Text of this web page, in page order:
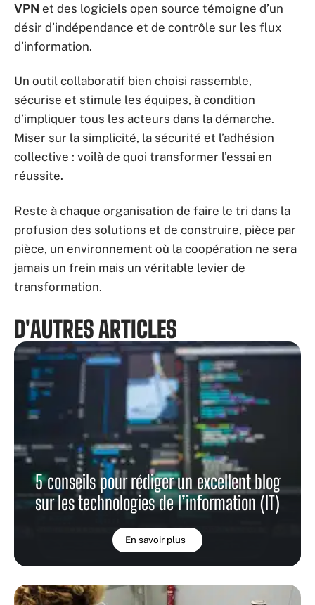
VPN et des logiciels open source témoigne d’un
désir d’indépendance et de contrôle sur les flux
d’information.
Un outil collaboratif bien choisi rassemble,
sécurise et stimule les équipes, à condition
d’impliquer tous les acteurs dans la démarche.
Miser sur la simplicité, la sécurité et l’adhésion
collective : voilà de quoi transformer l’essai en
réussite.
Reste à chaque organisation de faire le tri dans la
profusion des solutions et de construire, pièce par
pièce, un environnement où la coopération ne sera
jamais un frein mais un véritable levier de
transformation.
D'AUTRES ARTICLES
5 conseils pour rédiger un excellent blog
sur les technologies de l’information (IT)
En savoir plus